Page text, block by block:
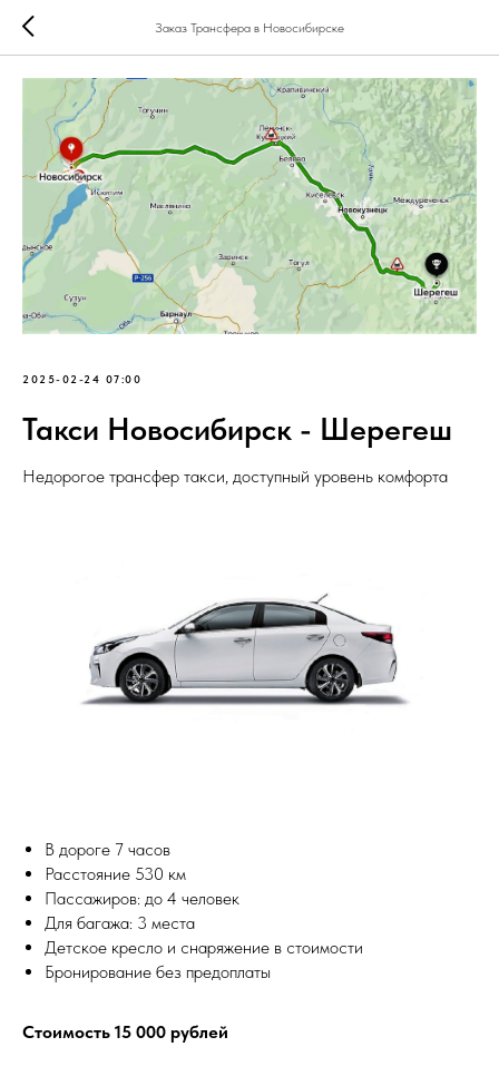
Заказ Трансфера в Новосибирске
2025-02-24 07:00
Такси Новосибирск - Шерегеш
Недорогое трансфер такси, доступный уровень комфорта
В дороге 7 часов
Расстояние 530 км
Пассажиров: до 4 человек
Для багажа: 3 места
Детское кресло и снаряжение в стоимости
Бронирование без предоплаты
Стоимость 15 000 рублей